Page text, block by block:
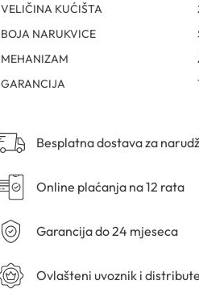
VELIČINA KUĆIŠTA
BOJA NARUKVICE
MEHANIZAM
GARANCIJA
Besplatna dostava za
Online plaćanja na 12 rata
Garancija do 24 mjeseca
Ovlašteni uvoznik i